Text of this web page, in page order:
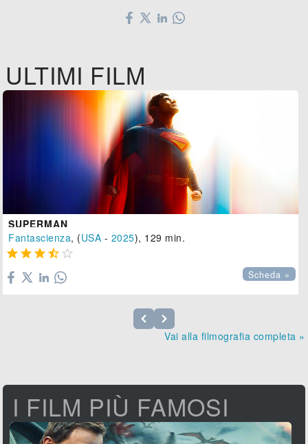
ULTIMI FILM
SUPERMAN
Fantascienza, (USA - 2025), 129 min.
    
Scheda »
Vai alla filmografia completa »
I FILM PIÙ FAMOSI